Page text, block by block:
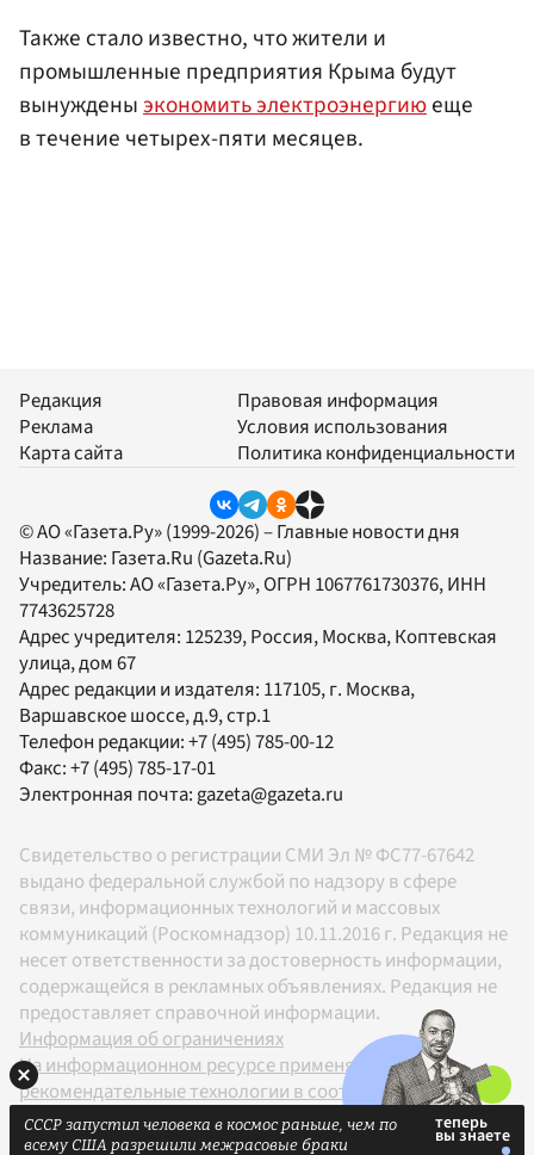
Также стало известно, что жители и
промышленные предприятия Крыма будут
вынужденыэкономить электроэнергиюеще
в течение четырех-пяти месяцев.
Редакция
Реклама
Карта сайта
Правовая информация
Условия использования
Политика конфиденциальности
© АО «Газета.Ру» (1999-2026) – Главные новости дня
Название: Газета.Ru (Gazeta.Ru)
Учредитель:АО «Газета.Ру», ОГРН 1067761730376, ИНН
7743625728
Адрес учредителя: 125239, Россия, Москва, Коптевская
улица, дом 67
Адрес редакции и издателя: 117105, г. Москва,
Варшавское шоссе, д.9, стр.1
Телефон редакции:+7 (495) 785-00-12
Факс:+7 (495) 785-17-01
Электронная почта:gazeta@gazeta.ru
Свидетельство о регистрации СМИ Эл № ФС77-67642
выдано федеральной службой по надзору в сфере
связи, информационных технологий и массовых
коммуникаций (Роскомнадзор) 10.11.2016 г. Редакция не
несет ответственности за достоверность информации,
содержащейся в рекламных объявлениях. Редакция не
предоставляет справочной информации.
Информация об ограничениях
На информационном ресурсе применяются
рекомендательные технологии в соответствии с
Правилами
18+
СССР запустил человека в космос раньше, чем по
всему США разрешили межрасовые браки